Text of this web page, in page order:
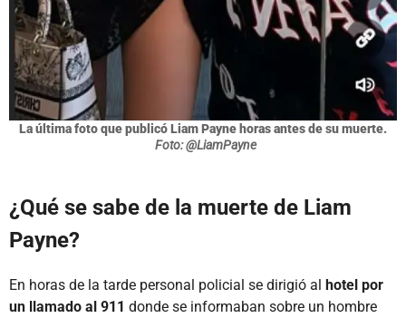
La última foto que publicó Liam Payne horas antes de su muerte.
Foto: @LiamPayne
¿Qué se sabe de la muerte de Liam
Payne?
En horas de la tarde personal policial se dirigió al hotel por
un llamado al 911 donde se informaban sobre un hombre